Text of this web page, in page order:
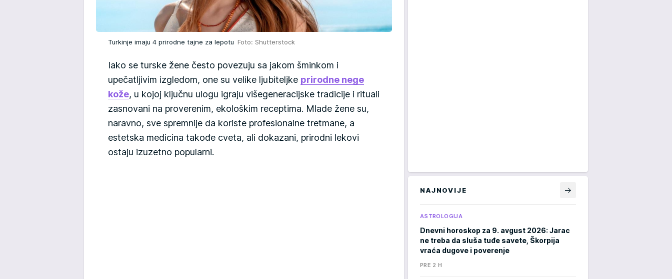
Turkinje imaju 4 prirodne tajne za lepotu Foto: Shutterstock
Iako se turske žene često povezuju sa jakom šminkom i
upečatljivim izgledom, one su velike ljubiteljke prirodne nege
kože, u kojoj ključnu ulogu igraju višegeneracijske tradicije i rituali
zasnovani na proverenim, ekološkim receptima. Mlade žene su,
naravno, sve spremnije da koriste profesionalne tretmane, a
estetska medicina takođe cveta, ali dokazani, prirodni lekovi
ostaju izuzetno popularni.
NAJNOVIJE
ASTROLOGIJA
Dnevni horoskop za 9. avgust 2026: Jarac
ne treba da sluša tuđe savete, Škorpija
vraća dugove i poverenje
PRE 2 H